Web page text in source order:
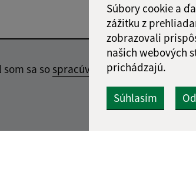
Súbory cookie a
zážitku z
zobrazovali
našich webových
prichádzajú.
Súhlasím
sa sospracúvaním osobných